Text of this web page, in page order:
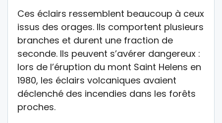
Ces éclairs ressemblent beaucoup à ceux
issus des orages. Ils comportent plusieurs
branches et durent une fraction de
seconde. Ils peuvent s’avérer dangereux :
lors de l’éruption du mont Saint Helens en
1980, les éclairs volcaniques avaient
déclenché des incendies dans les forêts
proches.